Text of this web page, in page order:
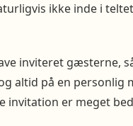
ikke inde i
inviteret gæsterne,
altid på en personlig
invitation er meget